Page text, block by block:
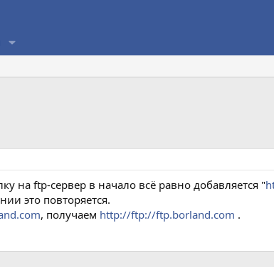
на ftp-сервер в начало всё равно добавляется "
это повторяется.
, получаем http://ftp://ftp.borland.com .